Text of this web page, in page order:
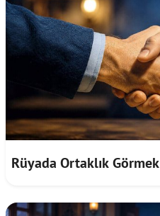
Rüyada Ortaklık Görmek